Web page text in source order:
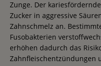
Zunge. Der
Zucker in aggressive
Zahnschmelz an.
Fusobakterien
erhöhen dadurch das
Zahnfleischentzündungen